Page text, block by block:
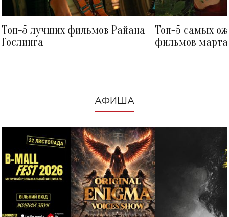
Топ-5 лучших фильмов Райана
Гослинга
Топ-5 самых
фильмов
АФИША